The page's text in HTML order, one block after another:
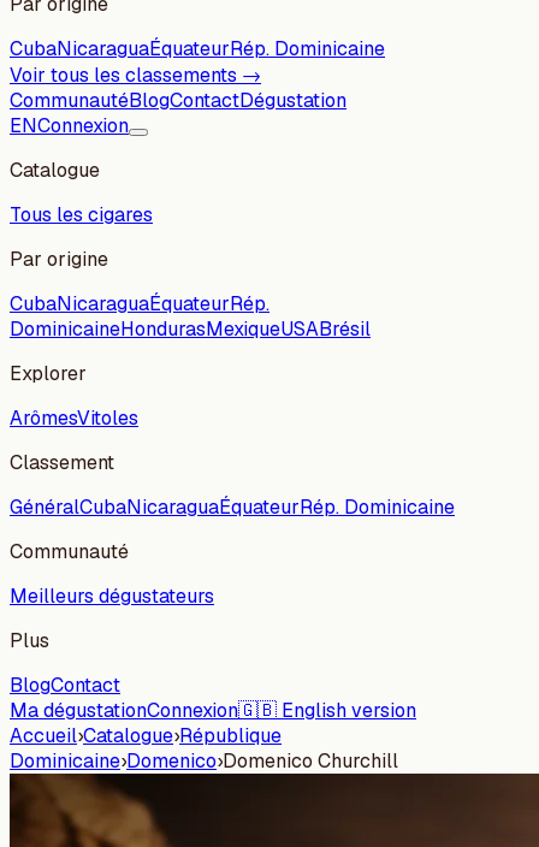
CubaNicaraguaÉquateurRép. Dominicaine
Voir tous les classements →
CommunautéBlogContactDégustation
ENConnexion
Catalogue
Tous les cigares
Par origine
CubaNicaraguaÉquateurRép.
DominicaineHondurasMexiqueUSABrésil
Explorer
ArômesVitoles
Classement
GénéralCubaNicaraguaÉquateurRép. Dominicaine
Communauté
Meilleurs dégustateurs
Plus
BlogContact
Ma dégustationConnexion🇬🇧 English version
Accueil›Catalogue›République
Dominicaine›Domenico›Domenico Churchill